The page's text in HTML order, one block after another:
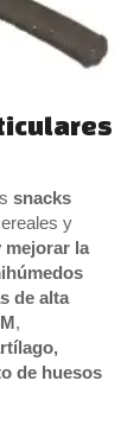
snacks
y
mejorar la
de alta
,
de huesos